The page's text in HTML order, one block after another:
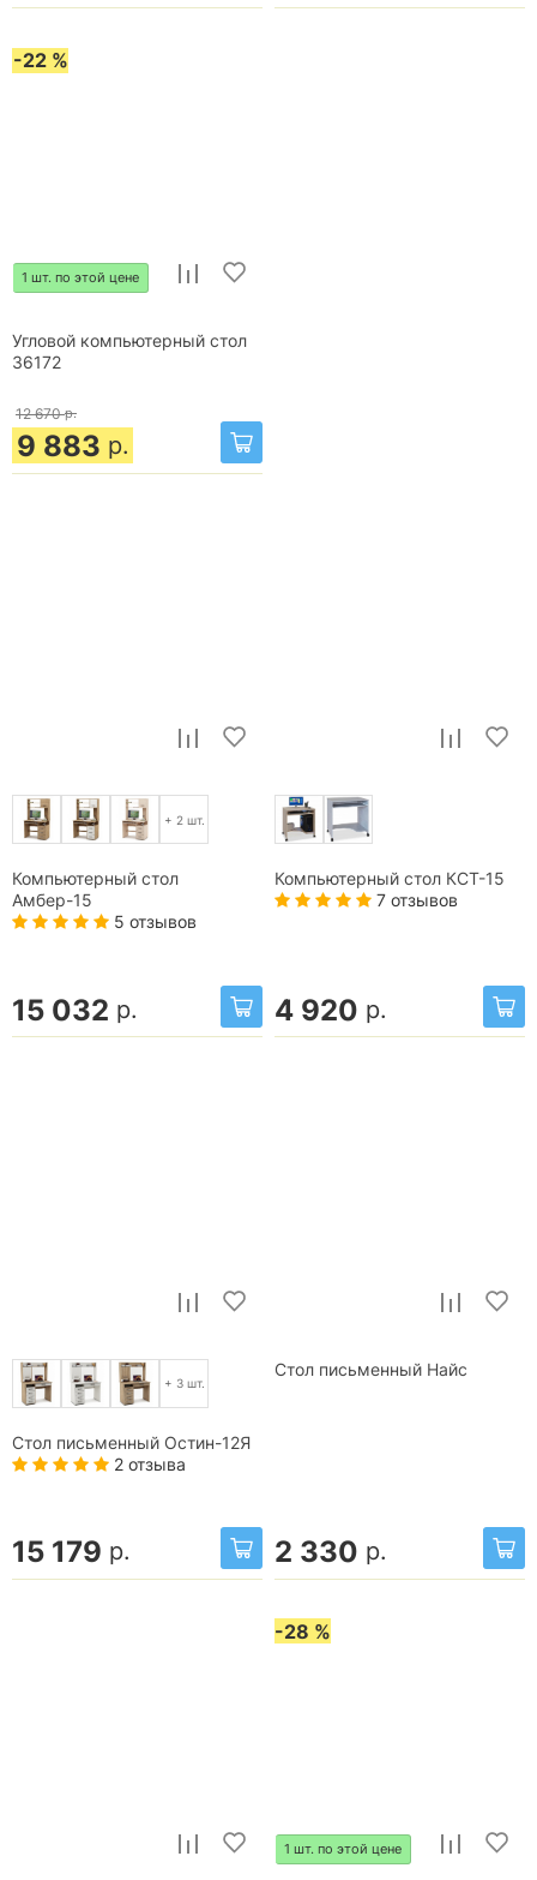
-22 %
1 шт. по этой цене
Угловой компьютерный стол
36172
12 670 р.
9 883 р.
+ 2 шт.
Компьютерный стол
Амбер-15
5 отзывов
15 032 р.
Компьютерный стол КСТ-15
7 отзывов
4 920 р.
+ 3 шт.
Стол письменный Остин-12Я
2 отзыва
15 179 р.
Стол письменный Найс
2 330 р.
-28 %
1 шт. по этой цене